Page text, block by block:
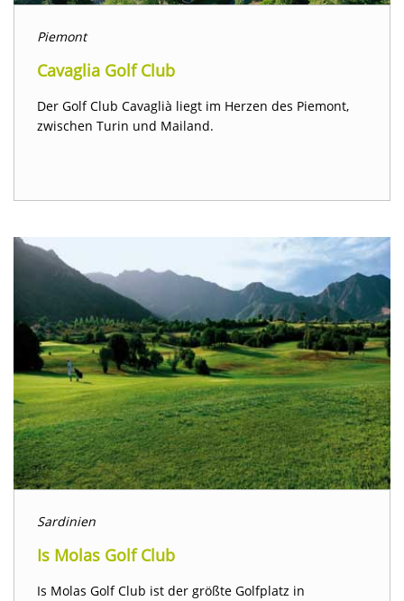
Piemont
Cavaglia Golf Club
Der Golf Club Cavaglià liegt im Herzen des Piemont,
zwischen Turin und Mailand.
Sardinien
Is Molas Golf Club
Is Molas Golf Club ist der größte Golfplatz in